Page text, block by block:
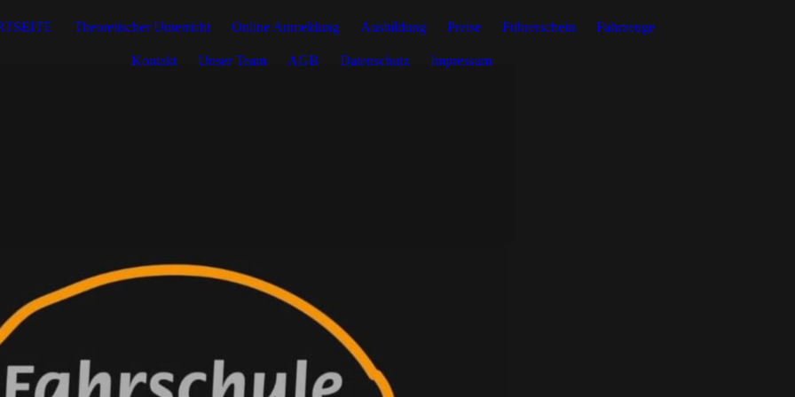
Theoretischer Unterricht Online Anmeldung Ausbildung Preise Führerschein Fahrzeuge
Kontakt Unser Team AGB Datenschutz Impressum